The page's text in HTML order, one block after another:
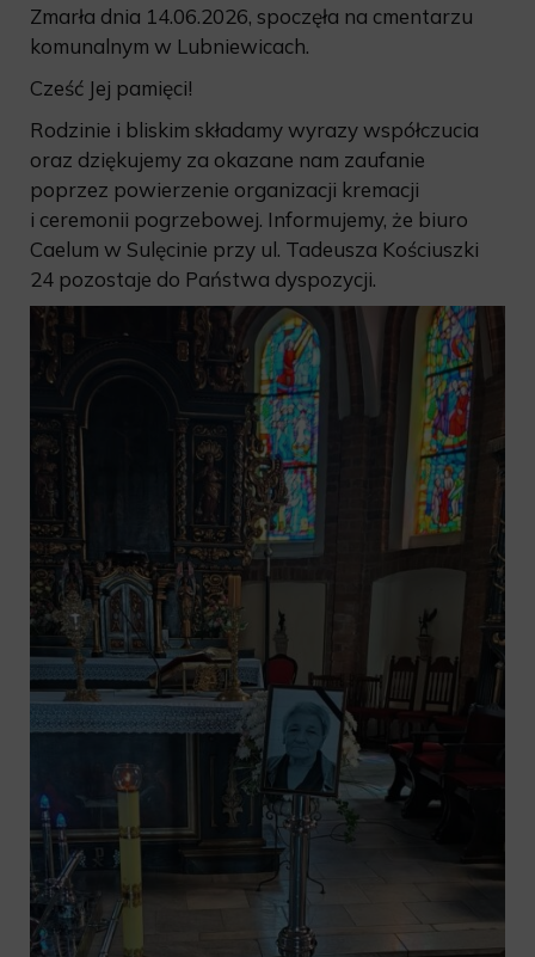
Zmarła dnia 14.06.2026, spoczęła na cmentarzu
komunalnym w Lubniewicach.
Cześć Jej pamięci!
Rodzinie i bliskim składamy wyrazy współczucia
oraz dziękujemy za okazane nam zaufanie
poprzez powierzenie organizacji kremacji
i ceremonii pogrzebowej. Informujemy, że biuro
Caelum w Sulęcinie przy ul. Tadeusza Kościuszki
24 pozostaje do Państwa dyspozycji.